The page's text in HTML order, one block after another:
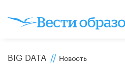
BIG DATA // Новость